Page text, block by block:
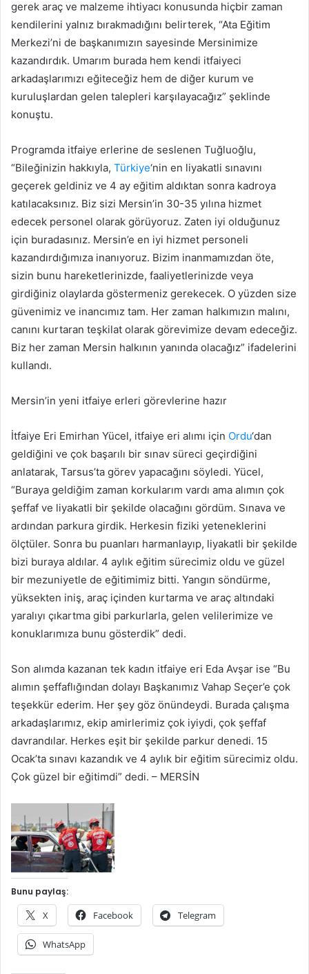
gerek araç ve malzeme ihtiyacı konusunda hiçbir zaman
kendilerini yalnız bırakmadığını belirterek, “Ata Eğitim
Merkezi’ni de başkanımızın sayesinde Mersinimize
kazandırdık. Umarım burada hem kendi itfaiyeci
arkadaşlarımızı eğiteceğiz hem de diğer kurum ve
kuruluşlardan gelen talepleri karşılayacağız” şeklinde
konuştu.
Programda itfaiye erlerine de seslenen Tuğluoğlu,
“Bileğinizin hakkıyla, Türkiye‘nin en liyakatli sınavını
geçerek geldiniz ve 4 ay eğitim aldıktan sonra kadroya
katılacaksınız. Biz sizi Mersin’in 30-35 yılına hizmet
edecek personel olarak görüyoruz. Zaten iyi olduğunuz
için buradasınız. Mersin’e en iyi hizmet personeli
kazandırdığımıza inanıyoruz. Bizim inanmamızdan öte,
sizin bunu hareketlerinizde, faaliyetlerinizde veya
girdiğiniz olaylarda göstermeniz gerekecek. O yüzden size
güvenimiz ve inancımız tam. Her zaman halkımızın malını,
canını kurtaran teşkilat olarak görevimize devam edeceğiz.
Biz her zaman Mersin halkının yanında olacağız” ifadelerini
kullandı.
Mersin’in yeni itfaiye erleri görevlerine hazır
İtfaiye Eri Emirhan Yücel, itfaiye eri alımı için Ordu‘dan
geldiğini ve çok başarılı bir sınav süreci geçirdiğini
anlatarak, Tarsus’ta görev yapacağını söyledi. Yücel,
“Buraya geldiğim zaman korkularım vardı ama alımın çok
şeffaf ve liyakatli bir şekilde olacağını gördüm. Sınava ve
ardından parkura girdik. Herkesin fiziki yeteneklerini
ölçtüler. Sonra bu puanları harmanlayıp, liyakatli bir şekilde
bizi buraya aldılar. 4 aylık eğitim sürecimiz oldu ve güzel
bir mezuniyetle de eğitimimiz bitti. Yangın söndürme,
yüksekten iniş, araç içinden kurtarma ve araç altındaki
yaralıyı çıkartma gibi parkurlarla, gelen velilerimize ve
konuklarımıza bunu gösterdik” dedi.
Son alımda kazanan tek kadın itfaiye eri Eda Avşar ise “Bu
alımın şeffaflığından dolayı Başkanımız Vahap Seçer’e çok
teşekkür ederim. Her şey göz önündeydi. Burada çalışma
arkadaşlarımız, ekip amirlerimiz çok iyiydi, çok şeffaf
davrandılar. Herkes eşit bir şekilde parkur denedi. 15
Ocak’ta sınavı kazandık ve 4 aylık bir eğitim sürecimiz oldu.
Çok güzel bir eğitimdi” dedi. – MERSİN
Bunu paylaş:
X Facebook Telegram
WhatsApp